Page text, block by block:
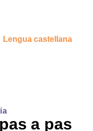
Lengua castellana
a pas